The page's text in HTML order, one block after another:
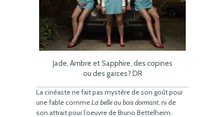
Jade, Ambre et Sapphire, des copines
ou des garces? DR
La cinéaste ne fait pas mystère de son goût pour
une fable commeLa belle au bois dormant, ni de
son attrait pour l’oeuvre de Bruno Bettelheim.